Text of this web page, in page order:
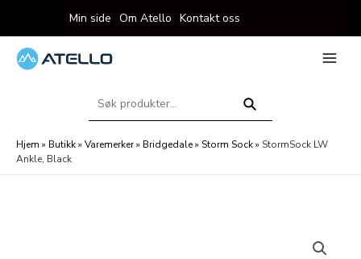
til
innholdet
Min side Om Atello Kontakt oss
Søk
Hjem » Butikk» Varemerker» Bridgedale» Storm Sock» StormSock LW
Ankle, Black